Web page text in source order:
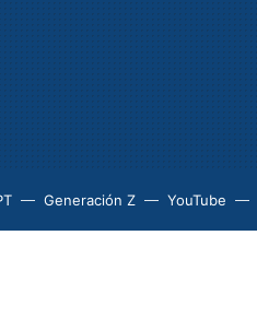
Generación Z YouTube